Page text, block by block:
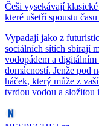
Češi vysekávají
které ušetří spoustu
Vypadají jako z
sociálních sítích sbírají
vodopádem a
domácností. Jenže pod
háček, který může z
tvrdou vodou a složitou